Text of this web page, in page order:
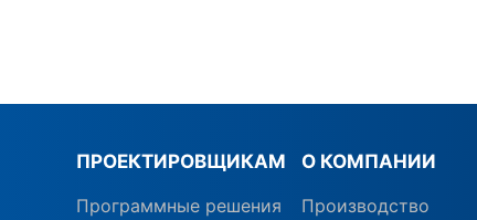
ПРОЕКТИРОВЩИКАМ
Программные решения
О КОМПАНИИ
Производство